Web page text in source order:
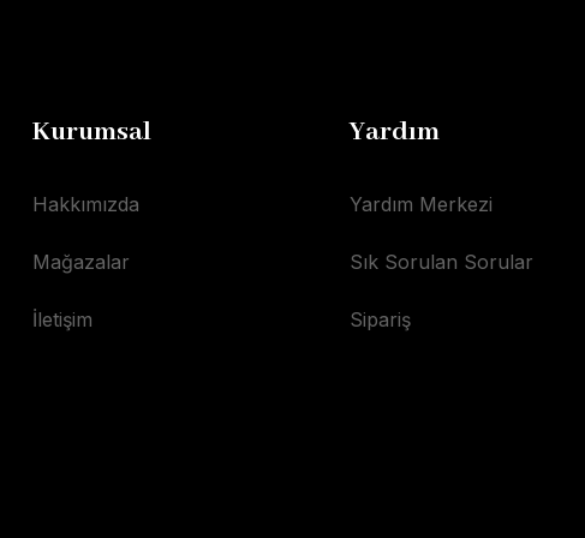
Kurumsal
Hakkımızda
Mağazalar
İletişim
Yardım
Yardım Merkezi
Sık Sorulan Sorular
Sipariş